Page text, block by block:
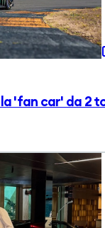
'fan car' da 2